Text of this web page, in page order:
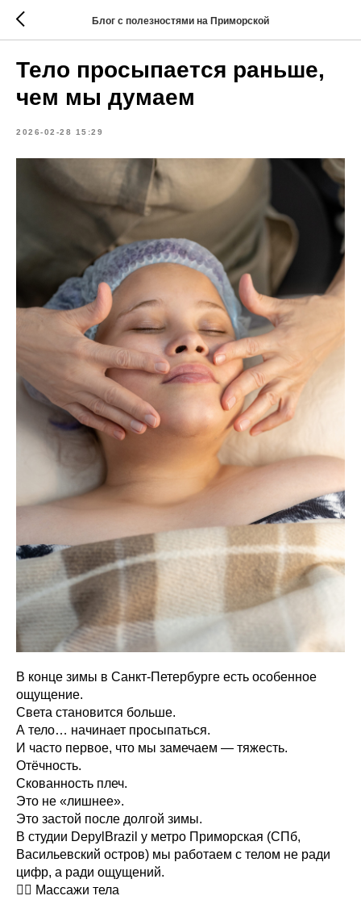
Блог с полезностями на Приморской
Тело просыпается раньше,
чем мы думаем
2026-02-28 15:29
В конце зимы в Санкт-Петербурге есть особенное
ощущение.
Света становится больше.
А тело… начинает просыпаться.
И часто первое, что мы замечаем — тяжесть.
Отёчность.
Скованность плеч.
Это не «лишнее».
Это застой после долгой зимы.
В студии DepylBrazil у метро Приморская (СПб,
Васильевский остров) мы работаем с телом не ради
цифр, а ради ощущений.
💆‍♀️ Массажи тела